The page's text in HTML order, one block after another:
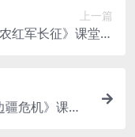
上一篇
红军长征》课堂实
疆危机》课堂